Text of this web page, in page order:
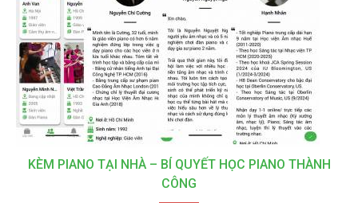
KÈM PIANO TẠI NHÀ – BÍ QUYẾT HỌC PIANO THÀNH
CÔNG